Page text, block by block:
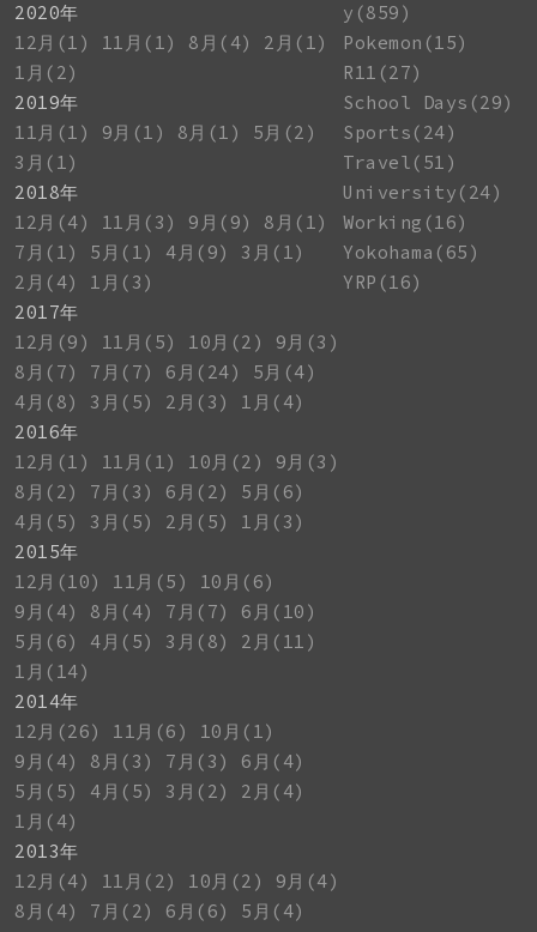
2020年
12月(1)
11月(1) 8月(4)
2月(1)
1月(2)
2019年
11月(1)
9月(1) 8月(1)
5月(2)
3月(1)
2018年
12月(4)
11月(3) 9月(9)
8月(1)
7月(1)
5月(1) 4月(9)
3月(1)
2月(4)
1月(3)
2017年
12月(9)
11月(5) 10月(2)
9月(3)
8月(7)
7月(7) 6月(24)
5月(4)
4月(8)
3月(5) 2月(3)
1月(4)
2016年
12月(1)
11月(1) 10月(2)
9月(3)
8月(2)
7月(3) 6月(2)
5月(6)
4月(5)
3月(5) 2月(5)
1月(3)
2015年
12月(10)
11月(5)
10月(6)
9月(4)
8月(4) 7月(7)
6月(10)
5月(6)
4月(5) 3月(8)
2月(11)
1月(14)
2014年
12月(26)
11月(6)
10月(1)
9月(4)
8月(3) 7月(3)
6月(4)
5月(5)
4月(5) 3月(2)
2月(4)
1月(4)
2013年
12月(4)
11月(2) 10月(2)
9月(4)
8月(4)
7月(2) 6月(6)
5月(4)
y(859)
Pokemon(15)
R11(27)
School Days(29)
Sports(24)
Travel(51)
University(24)
Working(16)
Yokohama(65)
YRP(16)